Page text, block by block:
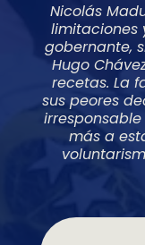
Nicolás
limitaciones
gobernante,
Hugo
recetas. La
sus peores
más a